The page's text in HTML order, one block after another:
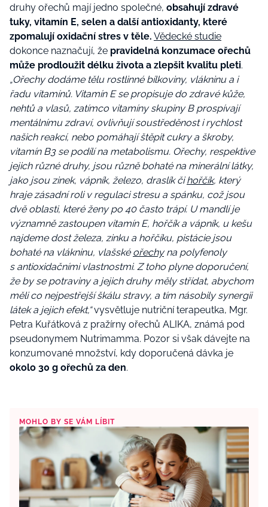
druhy ořechů mají jedno společné, obsahují zdravé
tuky, vitamín E, selen a další antioxidanty, které
zpomalují oxidační stres v těle. Vědecké studie
dokonce naznačují, že pravidelná konzumace ořechů
může prodloužit délku života a zlepšit kvalitu pleti.
„Ořechy dodáme tělu rostlinné bílkoviny, vlákninu a i
řadu vitamínů. Vitamín E se propisuje do zdravé kůže,
nehtů a vlasů, zatímco vitamíny skupiny B prospívají
mentálnímu zdraví, ovlivňují soustředěnost i rychlost
našich reakcí, nebo pomáhají štěpit cukry a škroby,
vitamín B3 se podílí na metabolismu. Ořechy, respektive
jejich různé druhy, jsou různě bohaté na minerální látky,
jako jsou zinek, vápník, železo, draslík čihořčík, který
hraje zásadní roli v regulaci stresu a spánku, což jsou
dvě oblasti, které ženy po 40 často trápí. U mandlí je
významně zastoupen vitamín E, hořčík a vápník, u kešu
najdeme dost železa, zinku a hořčíku, pistácie jsou
bohaté na vlákninu, vlašské ořechyna polyfenoly
s antioxidačními vlastnostmi. Z toho plyne doporučení,
že by se potraviny a jejich druhy měly střídat, abychom
měli co nejpestřejší škálu stravy, a tím násobily synergii
látek a jejich efekt,“vysvětluje nutriční terapeutka, Mgr.
Petra Kuřátková z pražírny ořechů ALIKA, známá pod
pseudonymem Nutrimamma. Pozor si však dávejte na
konzumované množství, kdy doporučená dávka je
okolo 30 g ořechů za den.
MOHLO BY SE VÁM LÍBIT